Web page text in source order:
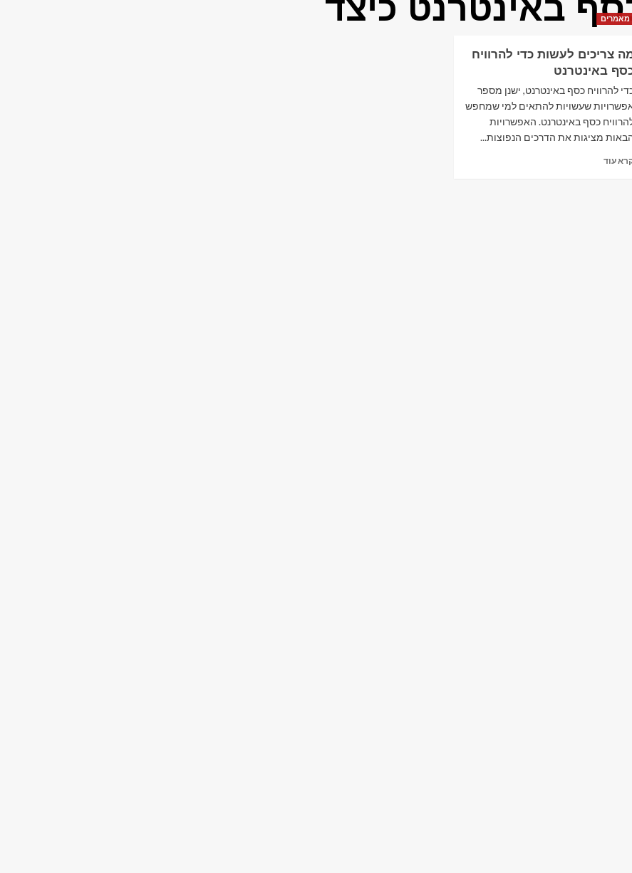
באינטרנט כיצד מאמרים
צריכים לעשות כדי להרוויח
באינטרנט
להרוויח כסף באינטרנט, ישנן מספר
שעשויות להתאים למי שמחפש
כסף באינטרנט. האפשרויות
מציגות את הדרכים הנפוצות...
עודRead